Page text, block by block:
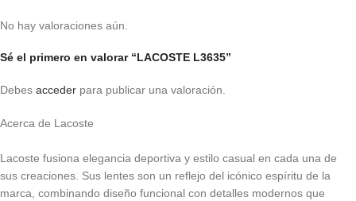
No hay valoraciones aún.
Sé el primero en valorar “LACOSTE L3635”
Debes acceder para publicar una valoración.
Acerca de Lacoste
Lacoste fusiona elegancia deportiva y estilo casual en cada una de
sus creaciones. Sus lentes son un reflejo del icónico espíritu de la
marca, combinando diseño funcional con detalles modernos que